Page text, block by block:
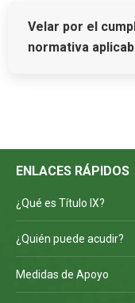
Velar por el
normativa
ENLACES RÁPIDOS
¿Qué es Título IX?
¿Quién puede acudir?
Medidas de Apoyo